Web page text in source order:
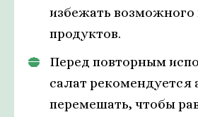
избежать возможного
продуктов.
Перед повторным
салат рекомендуется
перемешать, чтобы